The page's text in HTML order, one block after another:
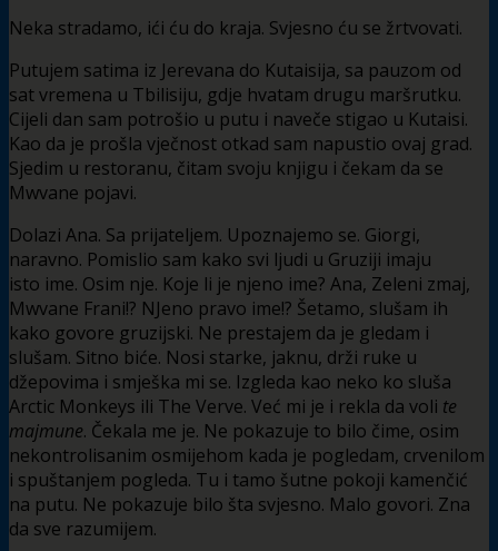
Neka stradamo, ići ću do kraja. Svjesno ću se žrtvovati.
Putujem satima iz Jerevana do Kutaisija, sa pauzom od
sat vremena u Tbilisiju, gdje hvatam drugu maršrutku.
Cijeli dan sam potrošio u putu i naveče stigao u Kutaisi.
Kao da je prošla vječnost otkad sam napustio ovaj grad.
Sjedim u restoranu, čitam svoju knjigu i čekam da se
Mwvane pojavi.
Dolazi Ana. Sa prijateljem. Upoznajemo se. Giorgi,
naravno. Pomislio sam kako svi ljudi u Gruziji imaju
isto ime. Osim nje. Koje li je njeno ime? Ana, Zeleni zmaj,
Mwvane Frani!? NJeno pravo ime!? Šetamo, slušam ih
kako govore gruzijski. Ne prestajem da je gledam i
slušam. Sitno biće. Nosi starke, jaknu, drži ruke u
džepovima i smješka mi se. Izgleda kao neko ko sluša
Arctic Monkeys ili The Verve. Već mi je i rekla da voli te
majmune. Čekala me je. Ne pokazuje to bilo čime, osim
nekontrolisanim osmijehom kada je pogledam, crvenilom
i spuštanjem pogleda. Tu i tamo šutne pokoji kamenčić
na putu. Ne pokazuje bilo šta svjesno. Malo govori. Zna
da sve razumijem.